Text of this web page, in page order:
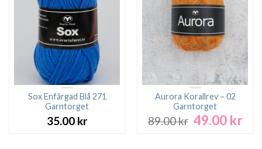
Sox Enfärgad Blå 271
Garntorget
35.00 kr
Aurora Korallrev – 02
Garntorget
89.00kr Det
49.00 krDet